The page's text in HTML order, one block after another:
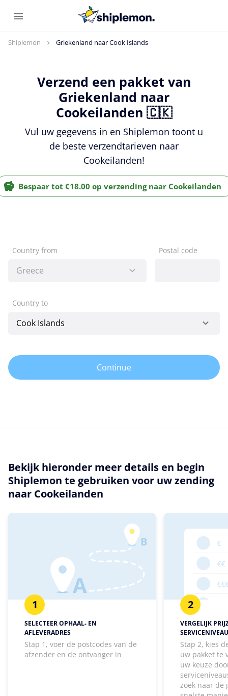
Shiplemon Griekenland naar Cook Islands
Verzend een pakket van
Griekenland naar
Cookeilanden 🇨🇰
Vul uw gegevens in en Shiplemon toont u
de beste verzendtarieven naar
Cookeilanden!
Bespaar tot €18.00 op verzending naar Cookeilanden
Country from Postal code
Country to
Continue
Bekijk hieronder meer details en begin
Shiplemon te gebruiken voor uw zending
naar Cookeilanden
1
SELECTEER OPHAAL- EN
AFLEVERADRES
Stap 1, voer de postcodes van de
afzender en de ontvanger in
2
VERGELIJK
Stap 2, kies
uw pakket te
uw keuze
zoek naar de